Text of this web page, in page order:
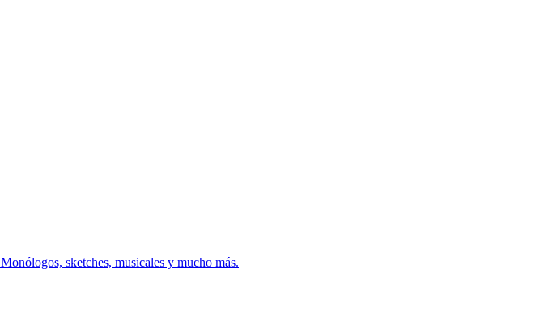
Monólogos, sketches, musicales y mucho más.